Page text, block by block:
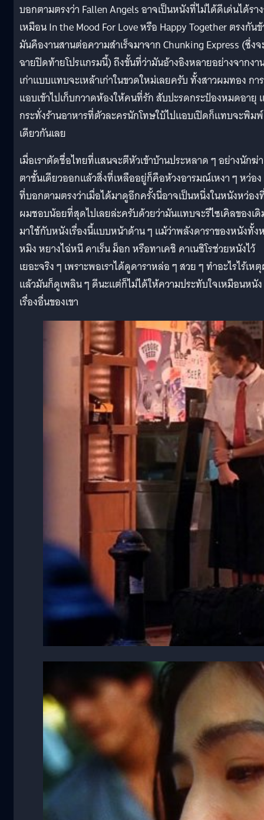
บอกตามตรงว่า Fallen Angels อาจเป็นหนังที่ไม่ได้ดีเด่นได้รา
เหมือน In the Mood For Love หรือ Happy Together ตรงกัน
มันคืองานสานต่อความสำเร็จมาจาก Chunking Express (ซึ่งจ
ฉายปิดท้ายโปรแกรมนี้) ถึงขั้นที่ว่ามันอ้างอิงหลายอย่างจากงา
เก่าแบบแทบจะเหล้าเก่าในขวดใหม่เลยครับ ทั้งสาวผมทอง การ
แอบเข้าไปเก็บกวาดห้องให้คนที่รัก สับปะรดกระป๋องหมดอายุ
กระทั่งร้านอาหารที่ตัวละครนักโทษใบ้ไปแอบเปิดก็แทบจะพิมพ์
เดียวกันเลย
เมื่อเราตัดชื่อไทยที่แสนจะตีหัวเข้าบ้านประหลาด ๆ อย่างนักฆ่า
ตาชั้นเดียวออกแล้วสิ่งที่เหลืออยู่ก็คือห้วงอารมณ์เหงา ๆ หว่อ
ที่บอกตามตรงว่าเมื่อได้มาดูอีกครั้งนี่อาจเป็นหนึ่งในหนังหว่อง
ผมชอบน้อยที่สุดไปเลยล่ะครับด้วยว่ามันแทบจะรีไซเคิลของเ
มาใช้กับหนังเรื่องนี้แบบหน้าด้าน ๆ แม้ว่าพลังดาราของหนังทั้ง
หมิง หยางไฉ่หนี คาเร็น ม็อก หรือทาเคชิ คาเนชิโรช่วยหนังไว้
เยอะจริง ๆ เพราะพอเราได้ดูดาราหล่อ ๆ สวย ๆ ทำอะไรไร้เห
แล้วมันก็ดูเพลิน ๆ ดีนะแต่ก็ไม่ได้ให้ความประทับใจเหมือนหนัง
เรื่องอื่นของเขา